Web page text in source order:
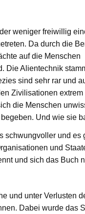
weniger freiwillig
Da durch die
auf die Menschen
Die Alientechnik
sind sehr rar und
Zivilisationen extrem
die Menschen
Und wie sie
schwungvoller und
und
und sich das Buch
und unter Verlusten
Dabei wurde das